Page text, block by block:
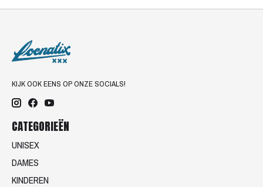
KIJK OOK EENS OP ONZE SOCIALS!
CATEGORIEËN
UNISEX
DAMES
KINDEREN